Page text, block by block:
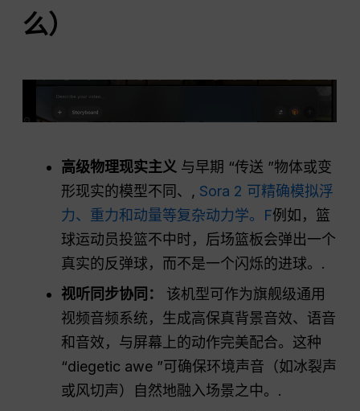
么）
高级物理现实主义 与早期 “传送 ”物体或变
形现实的模型不同、, Sora 2 可精确模拟浮
力、重力和动量等复杂动力学。F例如，篮
球运动员投篮不中时，后场篮板会弹出一个
真实的反弹球，而不是一个闪烁的进球。.
视听同步协同：
该机型可作为旗舰级通用
视频音频系统，生成高保真背景音效、语音
和音效，与屏幕上的动作完美配合。这种
“diegetic awe ”可确保环境声音（如冰裂声
或风切声）自然地融入场景之中。.